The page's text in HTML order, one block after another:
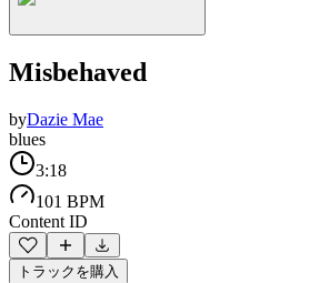
Misbehaved
byDazie Mae
blues
3:18
101 BPM
Content ID
トラックを購入